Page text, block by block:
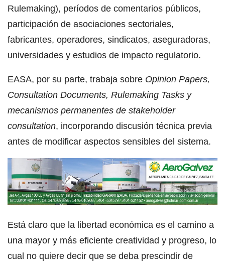
Rulemaking), períodos de comentarios públicos,
participación de asociaciones sectoriales,
fabricantes, operadores, sindicatos, aseguradoras,
universidades y estudios de impacto regulatorio.
EASA, por su parte, trabaja sobre Opinion Papers,
Consultation Documents, Rulemaking Tasks y
mecanismos permanentes de stakeholder
consultation, incorporando discusión técnica previa
antes de modificar aspectos sensibles del sistema.
Está claro que la libertad económica es el camino a
una mayor y más eficiente creatividad y progreso, lo
cual no quiere decir que se deba prescindir de